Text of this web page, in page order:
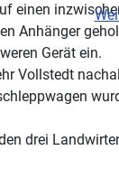
einen
Anhänger
Gerät ein.
Vollstedt
drei